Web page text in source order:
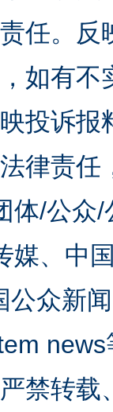
任。
如有
投诉
律责
体/公众
媒、中
公众新
禁转